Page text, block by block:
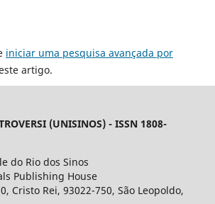
iniciar uma pesquisa avançada por
artigo.
(UNISINOS) - ISSN 1808-
do Rio dos Sinos
Publishing House
Cristo Rei, 93022-750, São Leopoldo,